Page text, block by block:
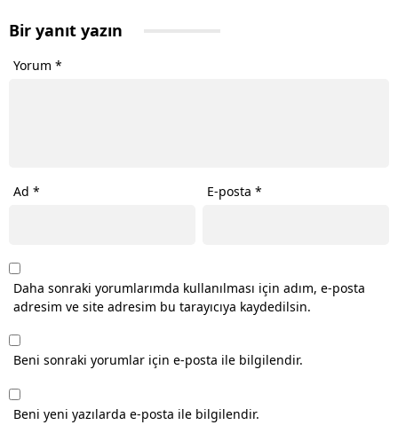
Bir yanıt yazın
Yorum *
Ad * E-posta*
Daha sonraki yorumlarımda kullanılması için adım, e-posta
adresim ve site adresim bu tarayıcıya kaydedilsin.
Beni sonraki yorumlar için e-posta ile bilgilendir.
Beni yeni yazılarda e-posta ile bilgilendir.